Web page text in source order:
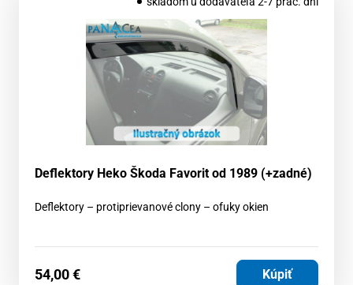
Deflektory Heko Škoda Favorit od 1989 (+zadné)
Deflektory – protiprievanové clony – ofuky okien
54,00€ Kúpiť